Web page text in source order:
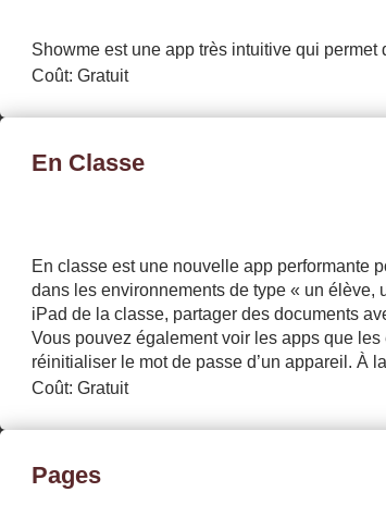
Showme est une app très intuitive qui
Coût: Gratuit
En Classe
En classe est une nouvelle app performante
dans les environnements de type « un élève,
iPad de la classe, partager des documents
Vous pouvez également voir les apps que
réinitialiser le mot de passe d’un appareil. À
Coût: Gratuit
Pages